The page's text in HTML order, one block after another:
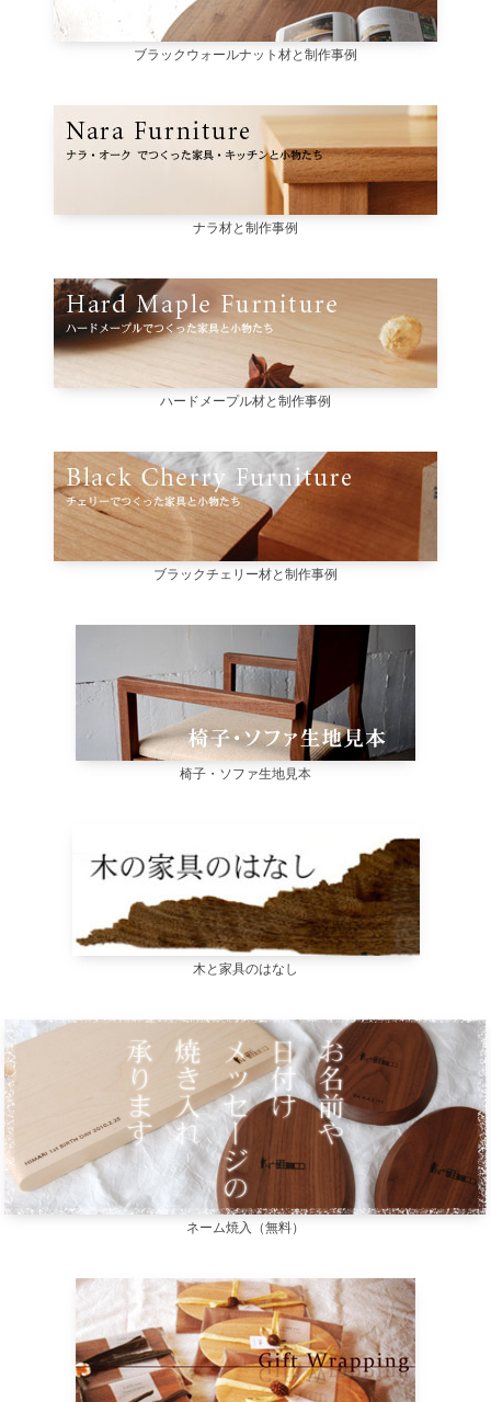
ブラックウォールナット材と制作事例
ナラ材と制作事例
ハードメープル材と制作事例
ブラックチェリー材と制作事例
椅子・ソファ生地見本
木と家具のはなし
ネーム焼入（無料）